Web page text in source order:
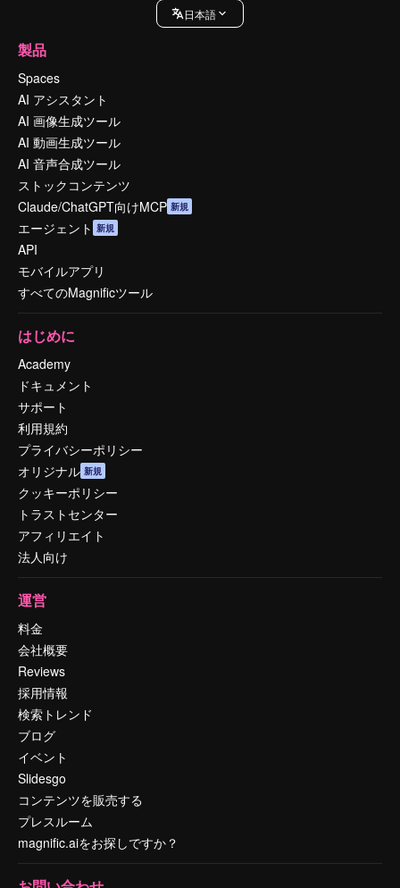
日本語
製品
Spaces
AI アシスタント
AI 画像生成ツール
AI 動画生成ツール
AI 音声合成ツール
ストックコンテンツ
Claude/ChatGPT向けMCP 新規
エージェント 新規
API
モバイルアプリ
すべてのMagnificツール
はじめに
Academy
ドキュメント
サポート
利用規約
プライバシーポリシー
オリジナル 新規
クッキーポリシー
トラストセンター
アフィリエイト
法人向け
運営
料金
会社概要
Reviews
採用情報
検索トレンド
ブログ
イベント
Slidesgo
コンテンツを販売する
プレスルーム
magnific.aiをお探しですか？